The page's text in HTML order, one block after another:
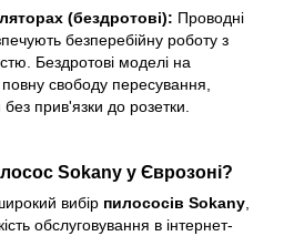
(бездротові): Проводні
безперебійну роботу з
Бездротові моделі на
свободу пересування,
прив'язки до розетки.
Sokany у Єврозоні?
вибір пилососів Sokany
обслуговування в інтернет-